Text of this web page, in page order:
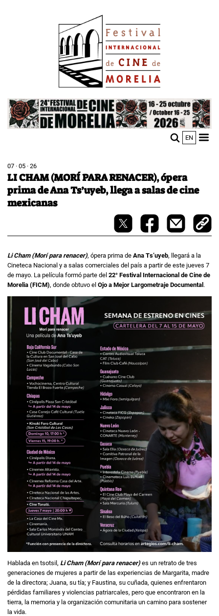
Image
EN
07 · 05 · 26
LI CHAM (MORÍ PARA RENACER), ópera
prima de Ana Ts’uyeb, llega a salas de cine
mexicanas
Li Cham (Morí para renacer), ópera prima de Ana Ts’uyeb, llegará a la
Cineteca Nacional y a salas comerciales del país a partir de este jueves 7
de mayo. La película formó parte del 22° Festival Internacional de Cine de
Morelia (FICM), donde obtuvo el Ojo a Mejor Largometraje Documental .
Hablada en tsotsil, Li Cham (Morí para renacer) es un retrato de tres
generaciones de mujeres a partir de las experiencias de Margarita, madre
de la directora; Juana, su tía; y Faustina, su cuñada, quienes enfrentaron
pérdidas familiares y violencias patriarcales, pero que encontraron en la
tierra, la memoria y la organización comunitaria un camino para sostener
la vida.